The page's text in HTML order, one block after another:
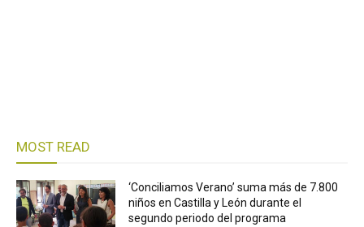
MOST READ
‘Conciliamos Verano’ suma más de 7.800
niños en Castilla y León durante el
segundo periodo del programa